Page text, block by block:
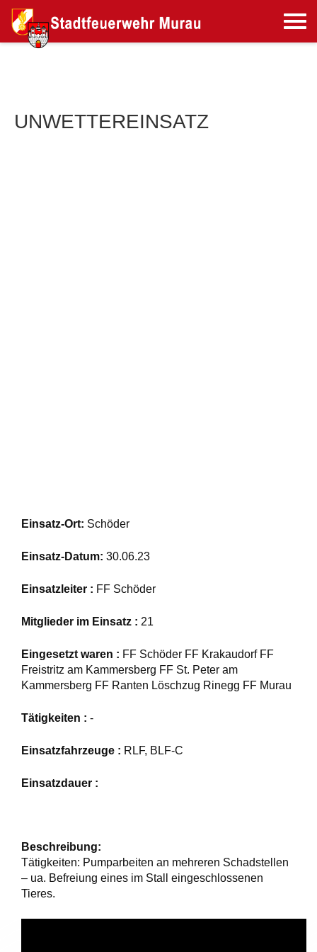
UNWETTEREINSATZ
Einsatz-Ort: Schöder
Einsatz-Datum: 30.06.23
Einsatzleiter : FF Schöder
Mitglieder im Einsatz : 21
Eingesetzt waren : FF Schöder FF Krakaudorf FF
Freistritz am Kammersberg FF St. Peter am
Kammersberg FF Ranten Löschzug Rinegg FF Murau
Tätigkeiten : -
Einsatzfahrzeuge : RLF, BLF-C
Einsatzdauer :
Beschreibung:
Tätigkeiten: Pumparbeiten an mehreren Schadstellen
– ua. Befreiung eines im Stall eingeschlossenen
Tieres.